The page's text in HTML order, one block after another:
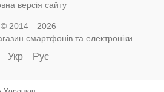
версія сайту
© 2014—2026
смартфонів та електроніки
Укр Рус